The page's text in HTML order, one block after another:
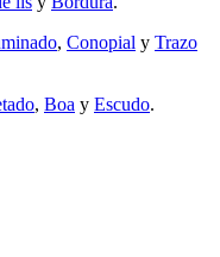
, Conopial y Trazo
, Boa y Escudo.